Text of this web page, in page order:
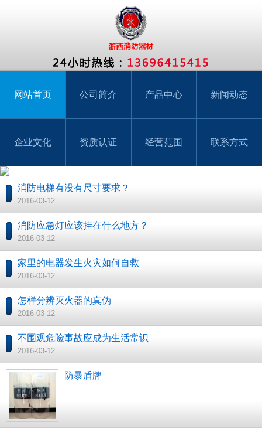
网站首页 公司简介 产品中心 新闻动态
企业文化 资质认证 经营范围 联系方式
消防电梯有没有尺寸要求？
2016-03-12
消防应急灯应该挂在什么地方？
2016-03-12
家里的电器发生火灾如何自救
2016-03-12
怎样分辨灭火器的真伪
2016-03-12
不围观危险事故应成为生活常识
2016-03-12
防暴盾牌